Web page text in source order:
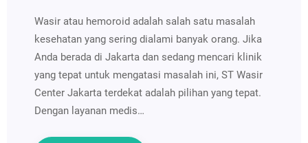
Wasir atau hemoroid adalah salah satu masalah
kesehatan yang sering dialami banyak orang. Jika
Anda berada di Jakarta dan sedang mencari klinik
yang tepat untuk mengatasi masalah ini, ST Wasir
Center Jakarta terdekat adalah pilihan yang tepat.
Dengan layanan medis…